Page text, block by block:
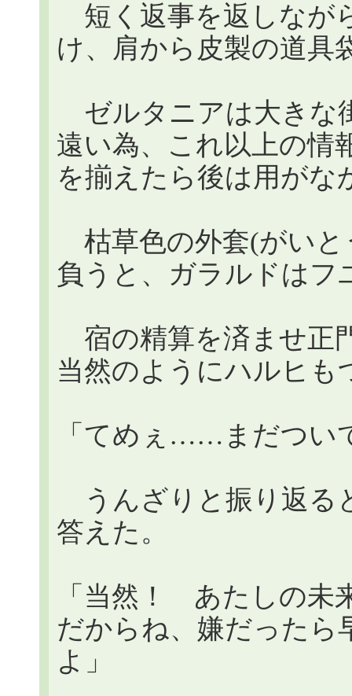
短く返事を返しなが
け、肩から皮製の道具
ゼルタニアは大きな
遠い為、これ以上の情
を揃えたら後は用がな
枯草色の外套(がいと
負うと、ガラルドはフ
宿の精算を済ませ正
当然のようにハルヒも
「てめぇ……まだつい
うんざりと振り返る
答えた。
「当然！ あたしの未
だからね、嫌だったら
よ」